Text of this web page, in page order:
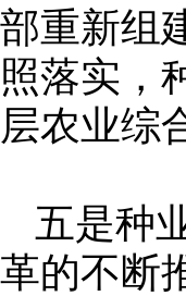
部重新组
照落实，
层农业综
五是种
革的不断